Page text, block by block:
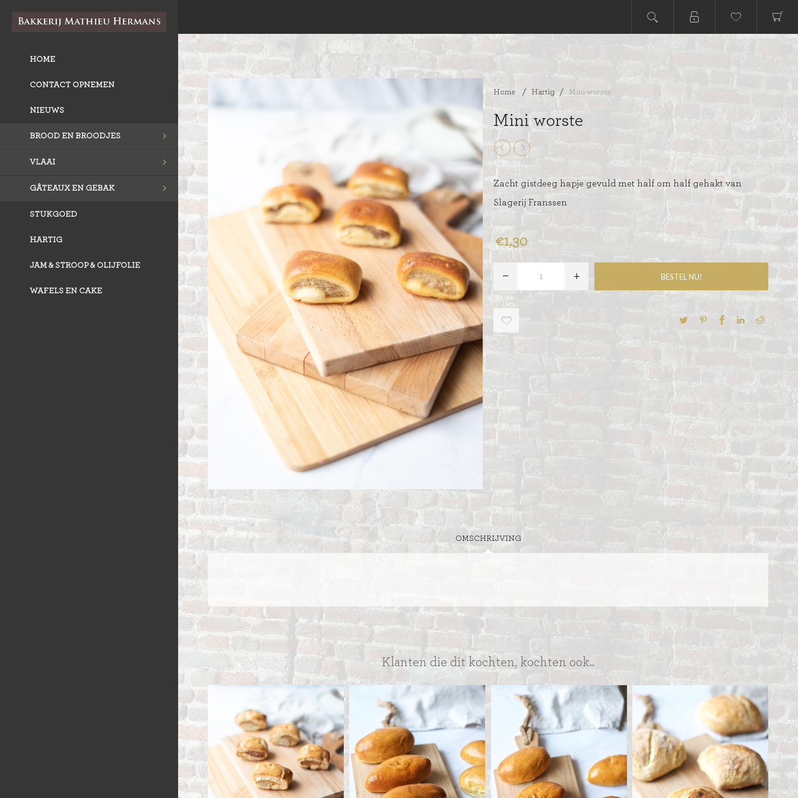
HOME
CONTACT OPNEMEN
NIEUWS
BROOD EN BROODJES
VLOERBROOD
ZUURDESEM BROOD
GEVULD BROOD
BROODJES
CROISSANTS
STOKBROOD
VLAAI
VLAAI TRADITIONEEL
HERMANS
VLAAI RASTER
OPEN VLAAI
GÂTEAUX EN GEBAK
GÂTEAUX
SLAGROOMTAARTEN
MERENGUE TAARTEN
ROYAL TAARTEN
STUKGOED
HARTIG
JAM & STROOP & OLIJFOLIE
WAFELS EN CAKE
Home / Hartig / Mini worste
Mini worste
Zacht gistdeeg hapje gevuld met half om half gehakt van
Slagerij Franssen
€1,30
OMSCHRIJVING
Klanten die dit kochten, kochten ook..